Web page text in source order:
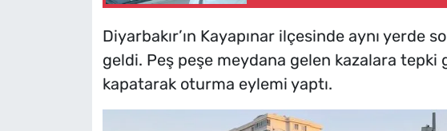
Diyarbakır’ın Kayapınar ilçesinde aynı yerde
geldi. Peş peşe meydana gelen kazalara
kapatarak oturma eylemi yaptı.